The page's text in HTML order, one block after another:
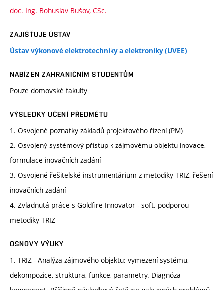
doc. Ing. Bohuslav Bušov, CSc.
ZAJIŠŤUJE ÚSTAV
Ústav výkonové elektrotechniky a elektroniky (UVEE)
NABÍZEN ZAHRANIČNÍM STUDENTŮM
Pouze domovské fakulty
VÝSLEDKY UČENÍ PŘEDMĚTU
1. Osvojené poznatky základů projektového řízení (PM)
2. Osvojený systémový přístup k zájmovému objektu inovace,
formulace inovačních zadání
3. Osvojené řešitelské instrumentárium z metodiky TRIZ, řešení
inovačních zadání
4. Zvladnutá práce s Goldfire Innovator - soft. podporou
metodiky TRIZ
OSNOVY VÝUKY
1. TRIZ - Analýza zájmového objektu: vymezení systému,
dekompozice, struktura, funkce, parametry. Diagnóza